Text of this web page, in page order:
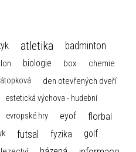
atletika badminton
biologie box chemie
den otevřených dveří
estetická výchova - hudební
evropské hry eyof florbal
futsal fyzika golf